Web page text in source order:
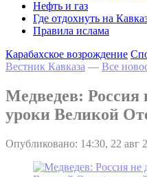
Нефть и газ
Где отдохнуть на
Правила ислама
Карабахское возрождение
Вестник Кавказа — Все
Медведев: Россия
уроки Великой
Опубликовано: 14:30, 22 авг